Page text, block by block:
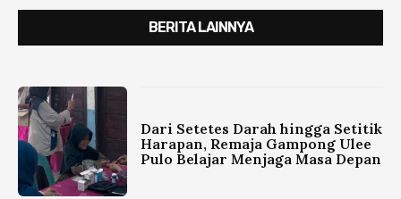
BERITA LAINNYA
Dari Setetes Darah hingga Setitik
Harapan, Remaja Gampong Ulee
Pulo Belajar Menjaga Masa Depan